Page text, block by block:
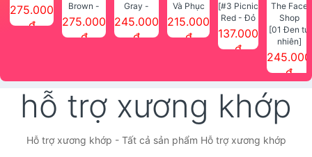
SMART
PEELING
275.000
đ
Brown -
Nâu Sáng]
Phấn che
275.000
đ
Gray -
Khói] Bột
kẻ chân
Face Shop
245.000
đ
Và Phục
Hồi Tóc
Essential
215.000
đ
[#3 Picnic
Red - Đỏ
cam] Son
Face
Shop
137.000
đ
[01 Đen tự
nhiên]
Mascara
che phủ
nước lâu
trôi Quick
Waterproof
Mascara
245.000
đ
hỗ trợ xương khớp
Hỗ trợ xương khớp - Tất cả sản phẩm Hỗ trợ xương khớp